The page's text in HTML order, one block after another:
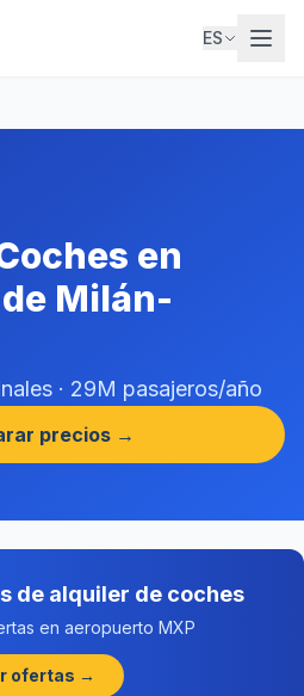
ES
en
Milán-
· 29M pasajeros/año
precios →
de alquiler de coches
en aeropuerto MXP
ofertas →